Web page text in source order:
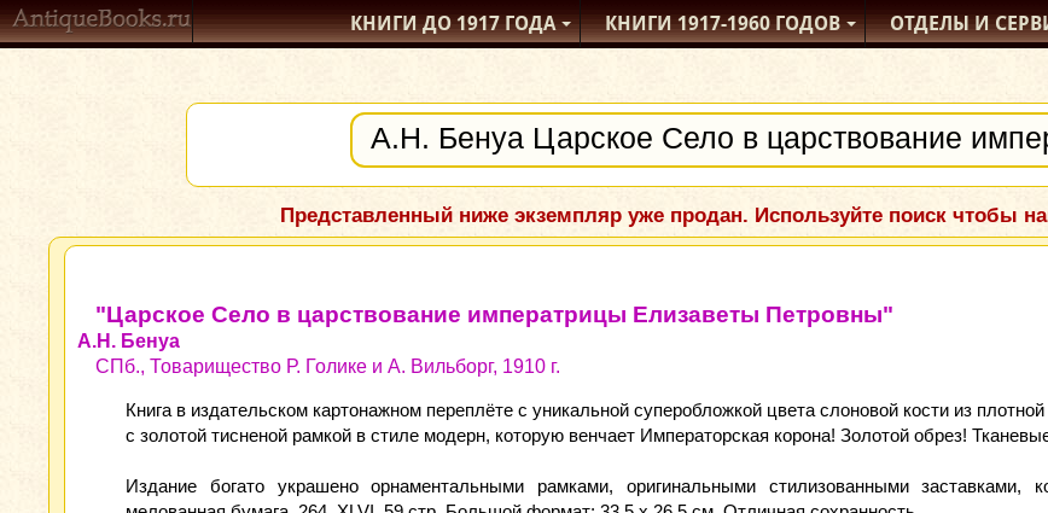
КНИГИ ДО 1917ГОДА КНИГИ1917-1960ГОДОВ ОТДЕЛЫИ
Представленный ниже экземпляр уже продан. Используйте поиск чтобы
"Царское Село в царствование императрицы Елизаветы Петровны"
А.Н. Бенуа
СПб., Товарищество Р. Голике и А. Вильборг, 1910 г.
Книга в издательском картонажном переплёте с уникальной суперобложкой цвета слоновой кости из
с золотой тисненой рамкой в стиле модерн, которую венчает Императорская корона! Золотой обрез!
Издание богато украшено орнаментальными рамками, оригинальными стилизованными заставками,